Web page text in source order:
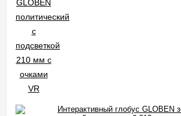
Интерактивный глобус GLOBEN